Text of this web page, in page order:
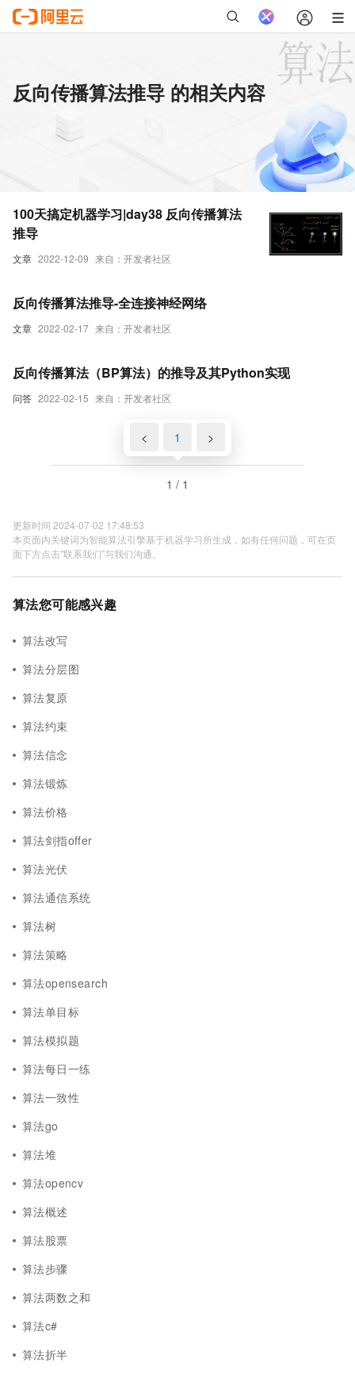
反向传播算法推导 的相关内容
文章 2022-12-09 来自：开发者社区
100天搞定机器学习|day38 反向传播算法
推导
文章 2022-02-17 来自：开发者社区
反向传播算法推导-全连接神经网络
问答 2022-02-15 来自：开发者社区
反向传播算法（BP算法）的推导及其Python实现
< 1 >
1 / 1
更新时间 2024-07-02 17:48:53
本页面内关键词为智能算法引擎基于机器学习所生成，如有任何问题，可在页
面下方点击"联系我们"与我们沟通。
算法您可能感兴趣
算法改写
算法分层图
算法复原
算法约束
算法信念
算法锻炼
算法价格
算法剑指offer
算法光伏
算法通信系统
算法树
算法策略
算法opensearch
算法单目标
算法模拟题
算法每日一练
算法一致性
算法go
算法堆
算法opencv
算法概述
算法股票
算法步骤
算法两数之和
算法c#
算法折半